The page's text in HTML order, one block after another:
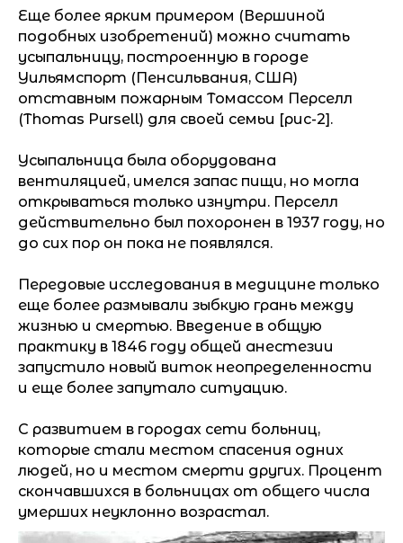
Еще более ярким примером (Вершиной
подобных изобретений) можно считать
усыпальницу, построенную в городе
Уильямспорт (Пенсильвания, США)
отставным пожарным Томассом Перселл
(Thomas Pursell) для своей семьи [рис-2].
Усыпальница была оборудована
вентиляцией, имелся запас пищи, но могла
открываться только изнутри. Перселл
действительно был похоронен в 1937 году, но
до сих пор он пока не появлялся.
Передовые исследования в медицине только
еще более размывали зыбкую грань между
жизнью и смертью. Введение в общую
практику в 1846 году общей анестезии
запустило новый виток неопределенности
и еще более запутало ситуацию.
С развитием в городах сети больниц,
которые стали местом спасения одних
людей, но и местом смерти других. Процент
скончавшихся в больницах от общего числа
умерших неуклонно возрастал.